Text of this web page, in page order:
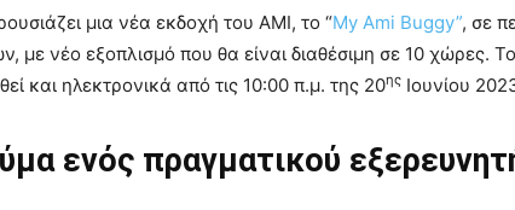
μια νέα εκδοχή του ΑΜΙ, το “My Ami Buggy”, σε
με νέο εξοπλισμό που θα είναι διαθέσιμη σε 10 χώρες.
και ηλεκτρονικά από τις 10:00 π.μ. της 20ης Ιουνίου
ενός πραγματικού